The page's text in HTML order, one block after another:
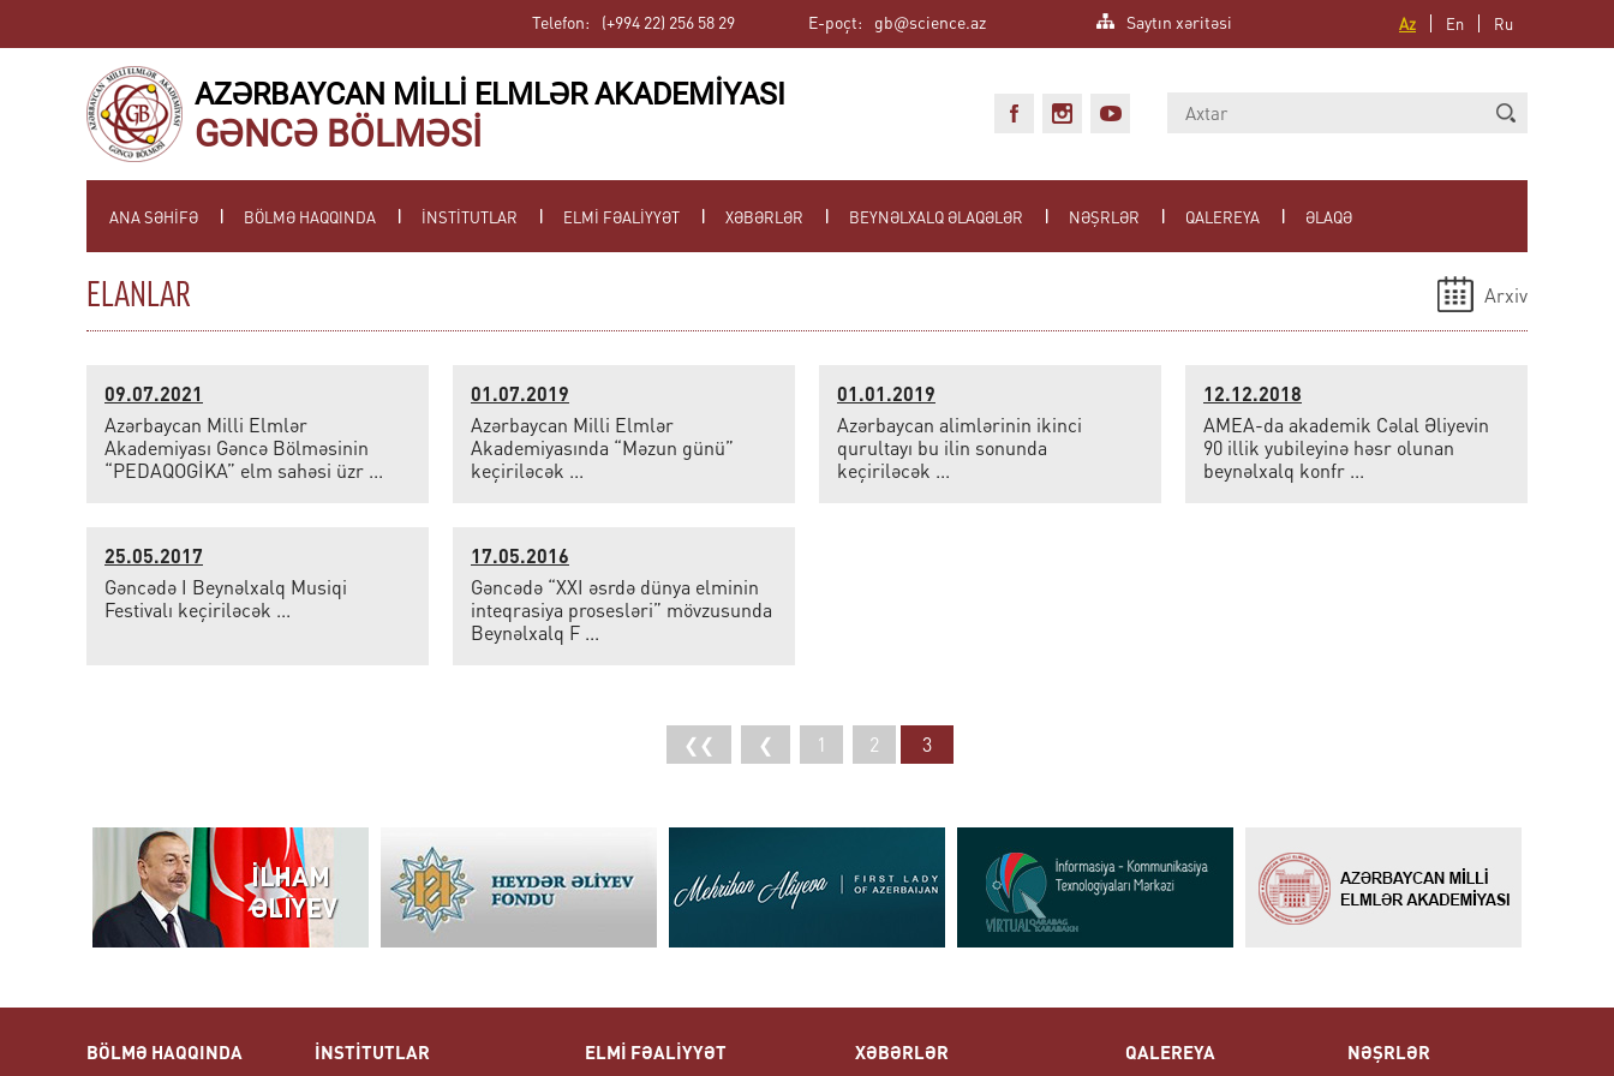
Az En Ru
Saytın xəritəsi
E-poçt: gb@science.az
Telefon: (+994 22) 256 58 29
AZƏRBAYCAN MİLLİ ELMLƏR AKADEMİYASI
GƏNCƏ BÖLMƏSİ
ANA SƏHİFƏ BÖLMƏ HAQQINDA İNSTİTUTLAR ELMİ FƏALİYYƏT XƏBƏRLƏR BEYNƏLXALQ ƏLAQƏLƏR NƏŞRLƏR QALEREYA ƏLAQƏ
ELANLAR Arxiv
09.07.2021
Azərbaycan Milli Elmlər
Akademiyası Gəncə Bölməsinin
“PEDAQOGİKA” elm sahəsi üzr ...
01.07.2019
Azərbaycan Milli Elmlər
Akademiyasında “Məzun günü”
keçiriləcək ...
01.01.2019
Azərbaycan alimlərinin ikinci
qurultayı bu ilin sonunda
keçiriləcək ...
12.12.2018
AMEA-da akademik Cəlal Əliyevin
90 illik yubileyinə həsr olunan
beynəlxalq konfr ...
25.05.2017
Gəncədə I Beynəlxalq Musiqi
Festivalı keçiriləcək ...
17.05.2016
Gəncədə “XXI əsrdə dünya elminin
inteqrasiya prosesləri” mövzusunda
Beynəlxalq F ...
❮❮ ❮ 1 2 3
BÖLMƏ HAQQINDA İNSTİTUTLAR ELMİ FƏALİYYƏT XƏBƏRLƏR QALEREYA NƏŞRLƏR